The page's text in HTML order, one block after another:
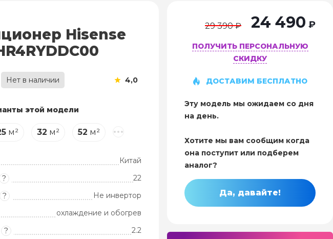
Hisense
Нет в наличии 4,0
этой модели
м² 32 м² 52 м²
Китай
?
22
?
Не инвертор
охлаждение и обогрев
?
2.2
29 390 ₽ 24 490 ₽
ПОЛУЧИТЬ ПЕРСОНАЛЬНУЮ
СКИДКУ
ДОСТАВИМ БЕСПЛАТНО
Эту модель мы ожидаем со дня
на день.
Хотите мы вам сообщим когда
она поступит или подберем
аналог?
Да, давайте!